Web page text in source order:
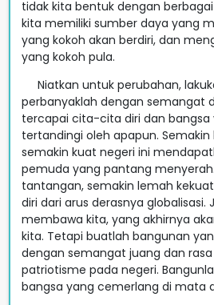
tidak kita bentuk dengan
kita memiliki sumber daya yang
yang kokoh akan berdiri, dan
yang kokoh pula.
Niatkan untuk perubahan,
perbanyaklah dengan semangat
tercapai cita-cita diri dan bangsa
tertandingi oleh apapun.
semakin kuat negeri ini
pemuda yang pantang
tantangan, semakin lemah
diri dari arus derasnya globalisasi.
membawa kita, yang akhirnya
kita. Tetapi buatlah bangunan
dengan semangat juang dan
patriotisme pada negeri.
bangsa yang cemerlang di mata